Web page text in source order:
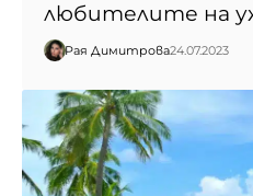
любителите на
Рая Димитрова24.07.2023